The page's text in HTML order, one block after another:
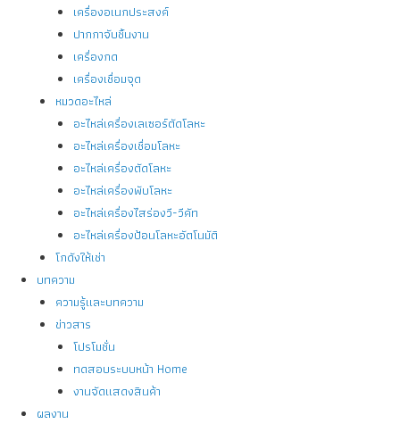
เครื่องอเนกประสงค์
ปากกาจับชิ้นงาน
เครื่องกด
เครื่องเชื่อมจุด
หมวดอะไหล่
อะไหล่เครื่องเลเซอร์ตัดโลหะ
อะไหล่เครื่องเชื่อมโลหะ
อะไหล่เครื่องตัดโลหะ
อะไหล่เครื่องพับโลหะ
อะไหล่เครื่องไสร่องวี-วีคัท
อะไหล่เครื่องป้อนโลหะอัตโนมัติ
โกดังให้เช่า
บทความ
ความรู้และบทความ
ข่าวสาร
โปรโมชั่น
ทดสอบระบบหน้า Home
งานจัดแสดงสินค้า
ผลงาน